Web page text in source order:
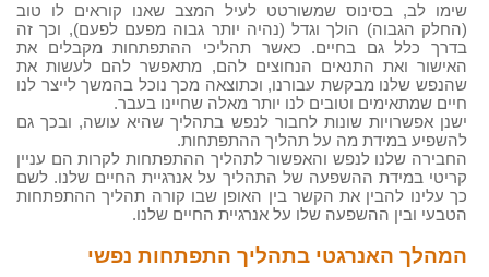
שימו לב, בסינוס שמשורטט לעיל המצב שאנו קוראים לו טוב
(החלק הגבוה) הולך וגדל (נהיה יותר גבוה מפעם לפעם), וכך זה
בדרך כלל גם בחיים. כאשר תהליכי ההתפתחות מקבלים את
האישור ואת התנאים הנחוצים להם, מתאפשר להם לעשות את
שהנפש שלנו מבקשת עבורנו, וכתוצאה מכך נוכל בהמשך לייצר לנו
חיים שמתאימים וטובים לנו יותר מאלה שחיינו בעבר.
ישנן אפשרויות שונות לחבור לנפש בתהליך שהיא עושה, ובכך גם
להשפיע במידת מה על תהליך ההתפתחות.
החבירה שלנו לנפש והאפשור לתהליך ההתפתחות לקרות הם עניין
קריטי במידת ההשפעה של התהליך על אנרגיית החיים שלנו. לשם
כך עלינו להבין את הקשר בין האופן שבו קורה תהליך ההתפתחות
הטבעי ובין ההשפעה שלו על אנרגיית החיים שלנו.
המהלך האנרגטי בתהליך התפתחות נפשי